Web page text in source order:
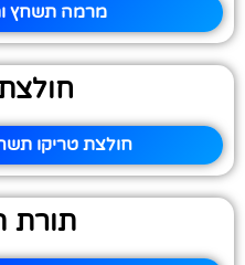
מרמה תשחץ
חולצת טריקו
תורת